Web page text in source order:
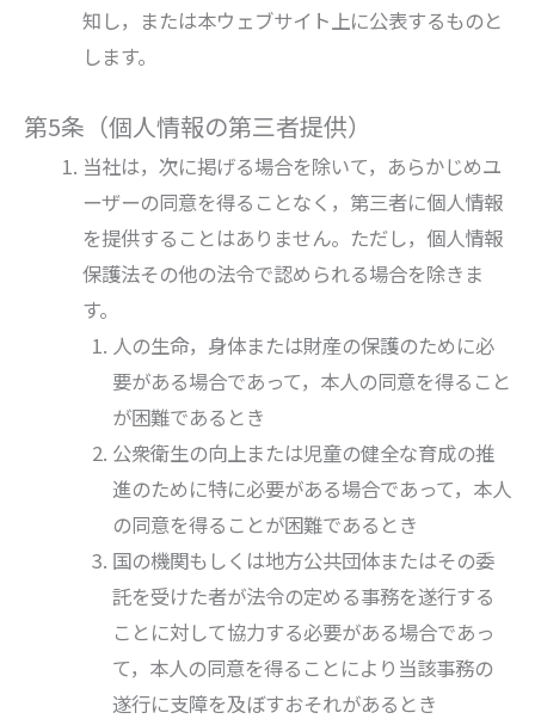
知し，または本ウェブサイト上に公表するものと
します。
第5条（個人情報の第三者提供）
当社は，次に掲げる場合を除いて，あらかじめユ
ーザーの同意を得ることなく，第三者に個人情報
を提供することはありません。ただし，個人情報
保護法その他の法令で認められる場合を除きま
す。
人の生命，身体または財産の保護のために必
要がある場合であって，本人の同意を得ること
が困難であるとき
公衆衛生の向上または児童の健全な育成の推
進のために特に必要がある場合であって，本人
の同意を得ることが困難であるとき
国の機関もしくは地方公共団体またはその委
託を受けた者が法令の定める事務を遂行する
ことに対して協力する必要がある場合であっ
て，本人の同意を得ることにより当該事務の
遂行に支障を及ぼすおそれがあるとき